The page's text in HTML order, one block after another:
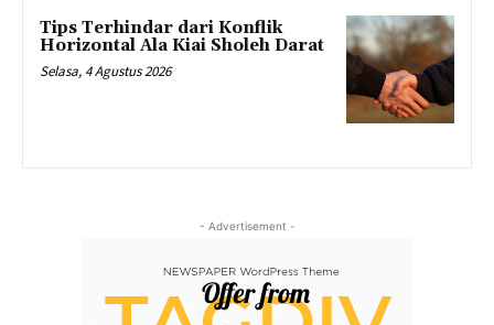
Tips Terhindar dari Konflik
Horizontal Ala Kiai Sholeh Darat
Selasa, 4 Agustus 2026
- Advertisement -